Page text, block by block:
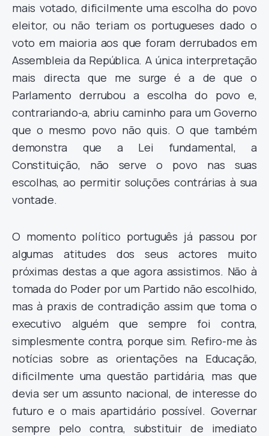
mais votado, dificilmente uma escolha do povo
eleitor, ou não teriam os portugueses dado o
voto em maioria aos que foram derrubados em
Assembleia da República. A única interpretação
mais directa que me surge é a de que o
Parlamento derrubou a escolha do povo e,
contrariando-a, abriu caminho para um Governo
que o mesmo povo não quis. O que também
demonstra que a Lei fundamental, a
Constituição, não serve o povo nas suas
escolhas, ao permitir soluções contrárias à sua
vontade.
O momento político português já passou por
algumas atitudes dos seus actores muito
próximas destas a que agora assistimos. Não à
tomada do Poder por um Partido não escolhido,
mas à praxis de contradição assim que toma o
executivo alguém que sempre foi contra,
simplesmente contra, porque sim. Refiro-me às
notícias sobre as orientações na Educação,
dificilmente uma questão partidária, mas que
devia ser um assunto nacional, de interesse do
futuro e o mais apartidário possível. Governar
sempre pelo contra, substituir de imediato